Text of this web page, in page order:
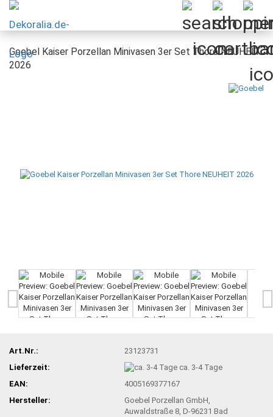
Goebel Kaiser Porzellan Minivasen 3er Set Thore NEUHEIT
2026
Art.Nr.:
23123731
Lieferzeit:
ca. 3-4 Tage
EAN:
4005169377167
Hersteller:
Goebel Porzellan GmbH,
Auwaldstraße 8, D-96231 Bad